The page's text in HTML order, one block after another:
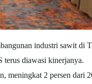
industri sawit
terus diawasi kinerjanya.
meningkat 2 persen